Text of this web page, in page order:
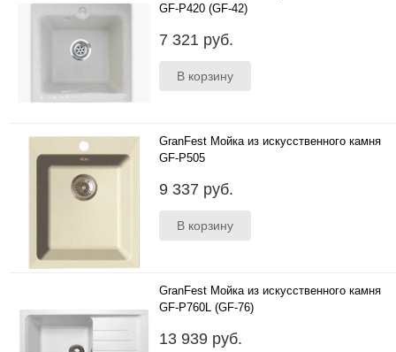
GF-P420 (GF-42)
терракот; Размер (мм):420х420; Глубина чаши
7 321 руб.
GranFest Мойка из искусственного камня
GF-P505
терракот ..
9 337 руб.
GranFest Мойка из искусственного камня
GF-P760L (GF-76)
терракот; Размер (мм):760*500; Глубина чаши
13 939 руб.